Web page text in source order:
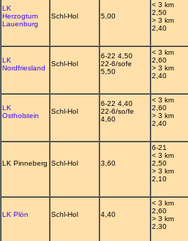
LK
Herzogtum
Lauenburg
Schl-Hol 5,00
< 3 km
2,50
> 3 km
2,40
LK
Nordfriesland
Schl-Hol
6-22 4,50
22-6/sofe
5,50
< 3 km
2,60
> 3 km
2,40
LK
Ostholstein
Schl-Hol
6-22 4,40
22-6/so/fe
4,60
< 3 km
2,60
> 3 km
2,40
LK Pinneberg Schl-Hol 3,60
6-21
< 3 km
2,50
> 3 km
2,10
LK Plön Schl-Hol 4,40
< 3 km
2,60
> 3 km
2,30